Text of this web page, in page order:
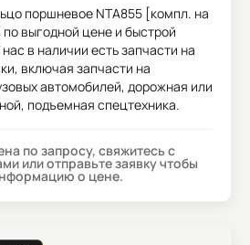
поршневое NTA855 [компл. на
по выгодной цене и быстрой
в наличии есть запчасти на
включая запчасти на
автомобилей, дорожная или
подъемная спецтехника.
по запросу, свяжитесь с
или отправьте заявку чтобы
о цене.